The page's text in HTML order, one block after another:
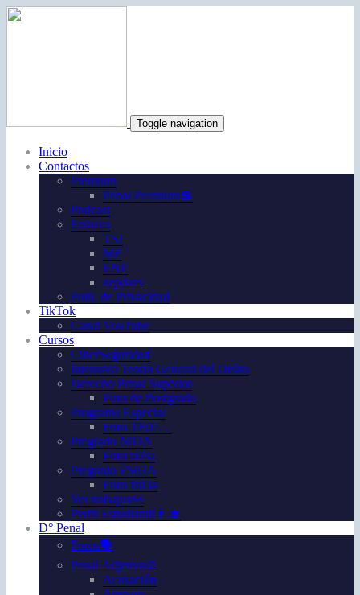
Toggle navigation
Inicio
Contactos
Premium
Penal Premium💲
Podcast
Enlaces
TSJ
MP
ENF
aepdaev
Polít. de Privacidad
TikTok
Canal YouTube
Cursos
CiberSeguridad
Intensivo Teoría General del Delito
Derecho Penal Superior
Foro de Postgrado
Programa Especial
Foro TE07…
Pregrado N03A
Foro n03a
Pregrado FS03A
Foro fs03a
Ver trabajos👀
Perfil Estudiantil👩‍🎓
D° Penal
Foros🗣️
Penal Adjetivo⚖️
Acusación